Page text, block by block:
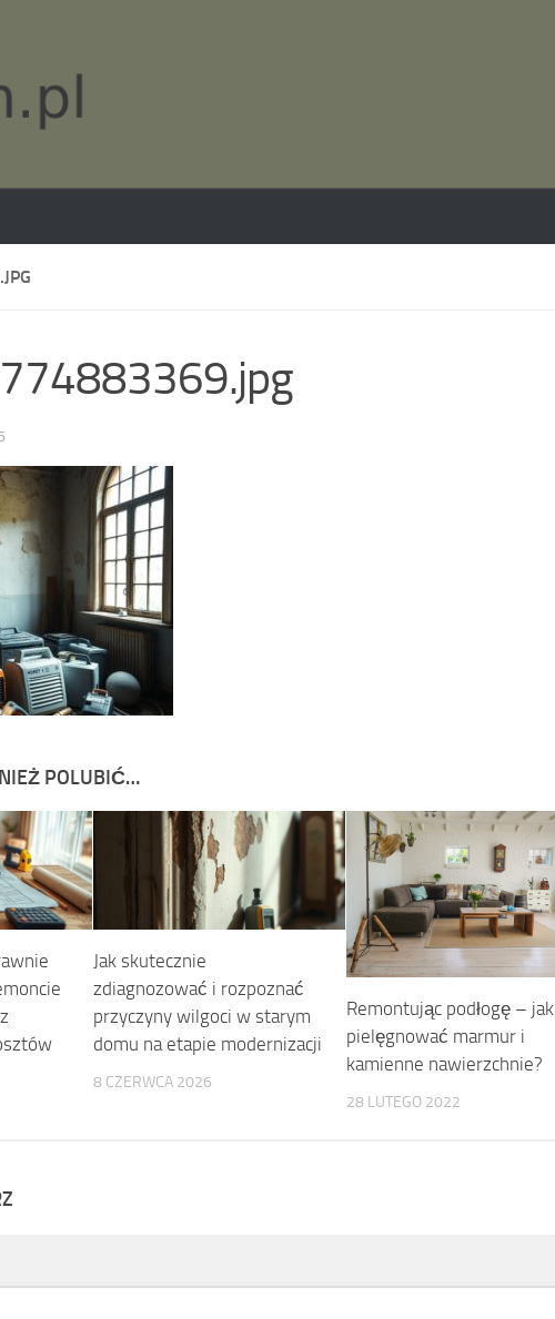
POLUBIĆ…
Jak skutecznie
zdiagnozować i rozpoznać
przyczyny wilgoci w starym
domu na etapie modernizacji
8 CZERWCA 2026
Remontując podłogę – jak
pielęgnować marmur i
kamienne nawierzchnie?
28 LUTEGO 2022